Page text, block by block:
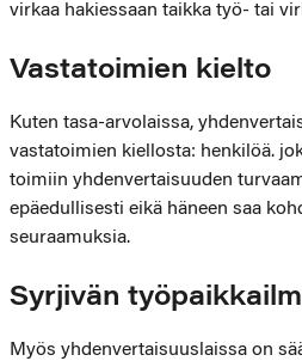
virkaa hakiessaan taikka työ- tai
Vastatoimien kielto
Kuten tasa-arvolaissa,
vastatoimien kiellosta: henkilöä.
toimiin yhdenvertaisuuden
epäedullisesti eikä häneen saa
seuraamuksia.
Syrjivän
Myös yhdenvertaisuuslaissa on